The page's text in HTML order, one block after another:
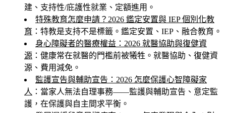
建、支持性/庇護性就業、定額進用。
特殊教育怎麼申請？2026 鑑定安置與 IEP 個別化教
育 ：特教是支持不是標籤。鑑定安置、IEP、融合教育。
身心障礙者的醫療權益：2026 就醫協助與復健資
源 ：健康常在就醫的門檻前被犧牲。就醫協助、復健資
源、費用減免。
監護宣告與輔助宣告：2026 怎麼保護心智障礙家
人 ：當家人無法自理事務——監護與輔助宣告、意定監
護，在保護與自主間求平衡。